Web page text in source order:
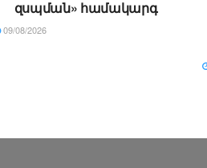
զսպման» համակարգ
09/08/2026